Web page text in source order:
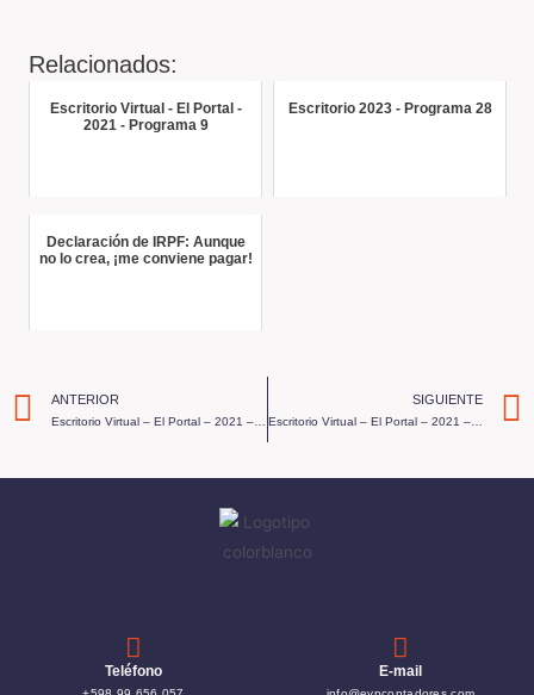
Relacionados:
Escritorio Virtual - El Portal -
2021 - Programa 9
Escritorio 2023 - Programa 28
Declaración de IRPF: Aunque
no lo crea, ¡me conviene pagar!
ANTERIOR
Escritorio Virtual – El Portal – 2021 – Programa 32
SIGUIENTE
Escritorio Virtual – El Portal – 2021 – Programa 34
Teléfono E-mail